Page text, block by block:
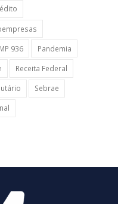
MP 936
Pandemia
Receita Federal
Sebrae